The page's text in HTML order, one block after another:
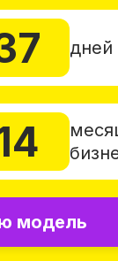
дней
модель